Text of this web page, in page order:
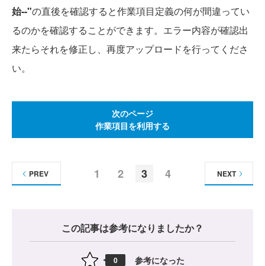
始--"の直後を確認すると作業項目定義の何が間違ってい
るのかを確認することができます。エラー内容が確認出
来たらそれを修正し、再度アップロードを行ってくださ
い。
次のページ
作業項目を利用する
1 2 3 4
PREV NEXT
この記事は参考になりましたか？
0 参考になった